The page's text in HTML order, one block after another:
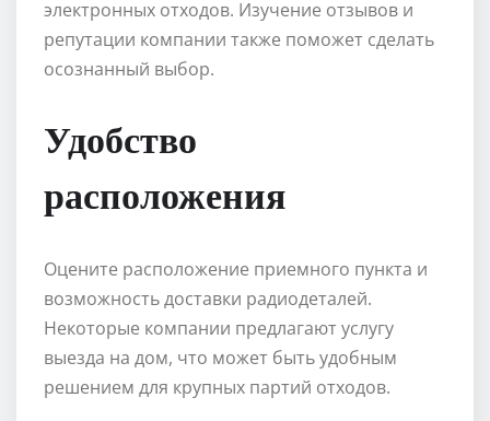
электронных отходов. Изучение отзывов и
репутации компании также поможет сделать
осознанный выбор.
Удобство
расположения
Оцените расположение приемного пункта и
возможность доставки радиодеталей.
Некоторые компании предлагают услугу
выезда на дом, что может быть удобным
решением для крупных партий отходов.